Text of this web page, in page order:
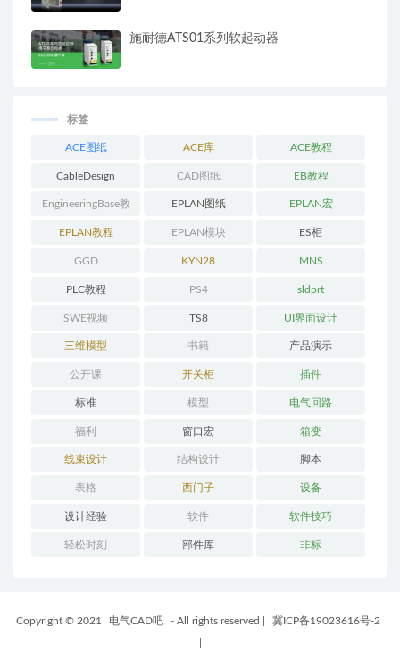
施耐德ATS01系列软起动器
标签
ACE图纸 ACE库 ACE教程
CableDesign CAD图纸 EB教程
EngineeringBase教
程
EPLAN图纸 EPLAN宏
EPLAN教程 EPLAN模块 ES柜
GGD KYN28 MNS
PLC教程 PS4 sldprt
SWE视频 TS8 UI界面设计
三维模型 书籍 产品演示
公开课 开关柜 插件
标准 模型 电气回路
福利 窗口宏 箱变
线束设计 结构设计 脚本
表格 西门子 设备
设计经验 软件 软件技巧
轻松时刻 部件库 非标
Copyright © 2021 电气CAD吧 - All rights reserved
冀ICP备19023616号-2